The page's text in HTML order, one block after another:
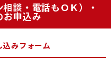
談・電話もＯＫ）・
お申込み
みフォーム